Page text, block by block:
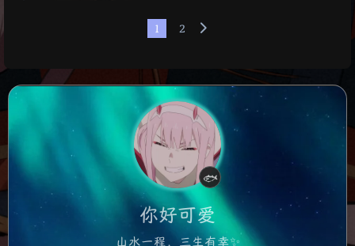
1 2
🐟认真摸鱼中
你好可爱
山水一程，三生有幸✨